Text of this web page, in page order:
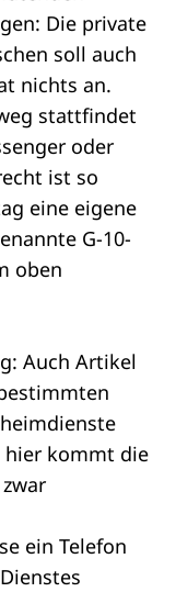
Die private
soll auch
nichts an.
stattfindet
oder
ist so
eine eigene
G-10-
oben
Auch Artikel
hier kommt die
ein Telefon